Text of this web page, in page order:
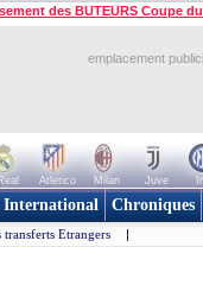
des BUTEURS Coupe
emplacement
Atletico Milan Juve
International Chroniques
transferts Etrangers |